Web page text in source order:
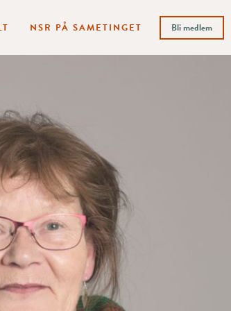
NSR PÅ SAMETINGET Bli medlem